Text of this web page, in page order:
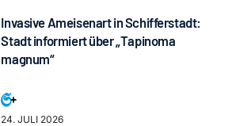
Invasive Ameisenart in Schifferstadt:
Stadt informiert über „Tapinoma
magnum“
24. JULI 2026